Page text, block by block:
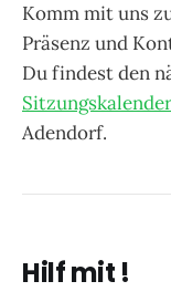
Komm mit uns
Präsenz und
Du findest den
Sitzungskalender
Adendorf.
Hilf mit !